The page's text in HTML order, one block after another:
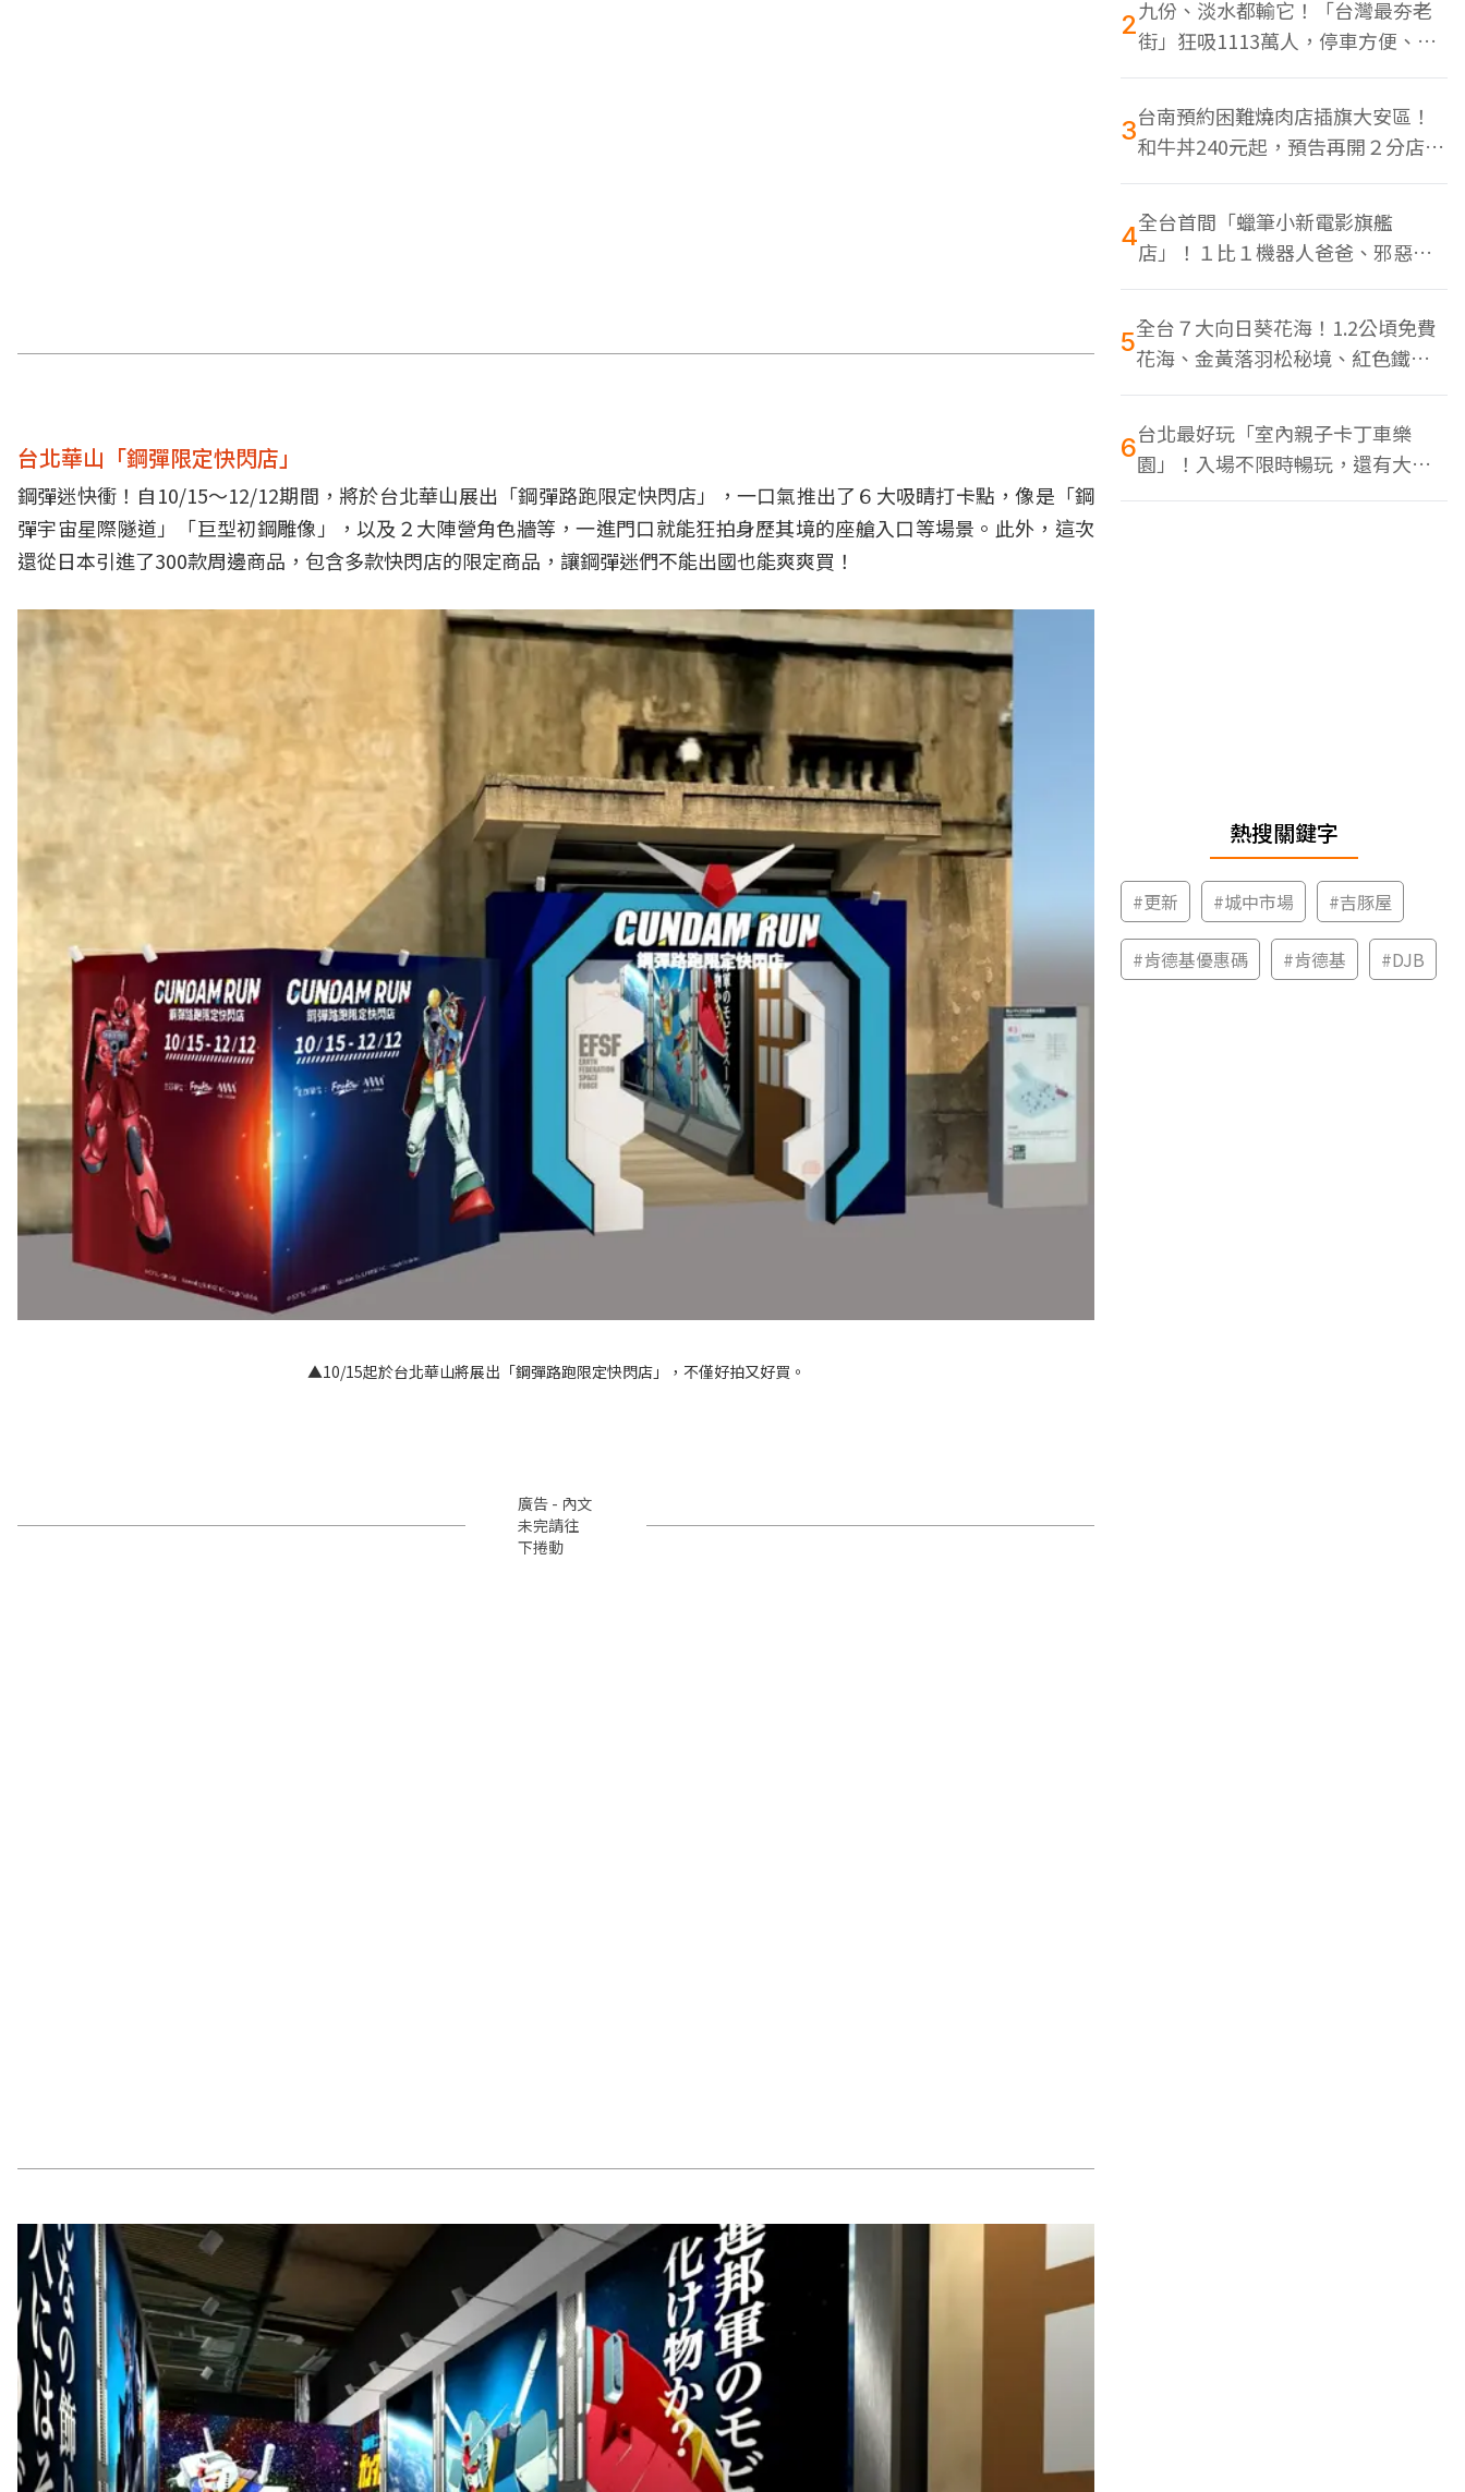
台北華山「鋼彈限定快閃店」
鋼彈迷快衝！自10/15～12/12期間，將於台北華山展出「鋼彈路跑限定快閃店」，一口氣推出了６大吸睛打卡點，像是「鋼
彈宇宙星際隧道」「巨型初鋼雕像」，以及２大陣營角色牆等，一進門口就能狂拍身歷其境的座艙入口等場景。此外，這次
還從日本引進了300款周邊商品，包含多款快閃店的限定商品，讓鋼彈迷們不能出國也能爽爽買！
▲10/15起於台北華山將展出「鋼彈路跑限定快閃店」，不僅好拍又好買。
廣告 - 內文
未完請往
下捲動
2九份、淡水都輸它！「台灣最夯老
街」狂吸1113萬人，停車方便、特
色美食多
3台南預約困難燒肉店插旗大安區！
和牛丼240元起，預告再開２分店、
地點曝光
4全台首間「蠟筆小新電影旗艦
店」！１比１機器人爸爸、邪惡正
男，百款周邊買翻
5全台７大向日葵花海！1.2公頃免費
花海、金黃落羽松秘境、紅色鐵橋
同框
6台北最好玩「室內親子卡丁車樂
園」！入場不限時暢玩，還有大螢
幕Switch遊戲區
熱搜關鍵字
#更新 #城中市場 #吉豚屋
#肯德基優惠碼 #肯德基 #DJB